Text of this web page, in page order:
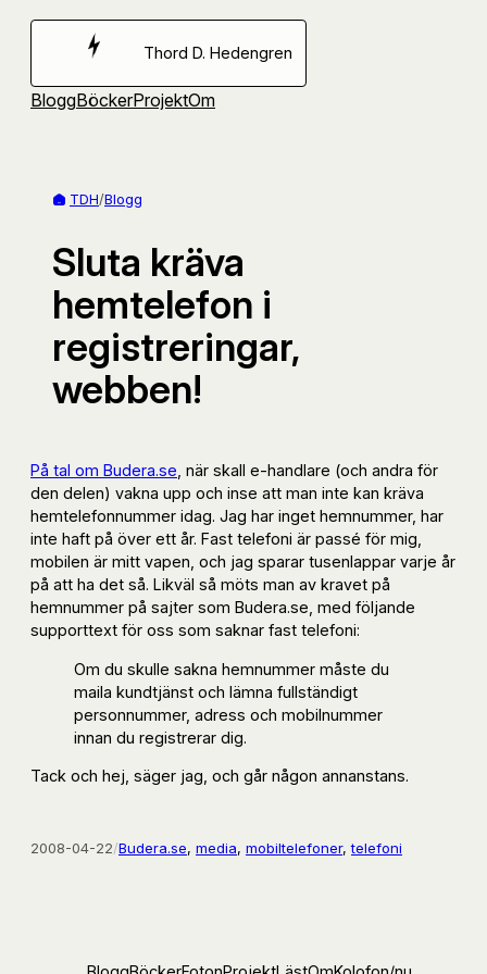
Hoppa
Thord D. Hedengren
BloggBöckerProjektOm
TDH/Blogg
Sluta kräva
hemtelefon i
registreringar,
webben!
På tal om Budera.se , när skall e-handlare (och andra för
den delen) vakna upp och inse att man inte kan kräva
hemtelefonnummer idag. Jag har inget hemnummer, har
inte haft på över ett år. Fast telefoni är passé för mig,
mobilen är mitt vapen, och jag sparar tusenlappar varje år
på att ha det så. Likväl så möts man av kravet på
hemnummer på sajter som Budera.se, med följande
supporttext för oss som saknar fast telefoni:
Om du skulle sakna hemnummer måste du
maila kundtjänst och lämna fullständigt
personnummer, adress och mobilnummer
innan du registrerar dig.
Tack och hej, säger jag, och går någon annanstans.
2008-04-22/Budera.se, media, mobiltelefoner, telefoni